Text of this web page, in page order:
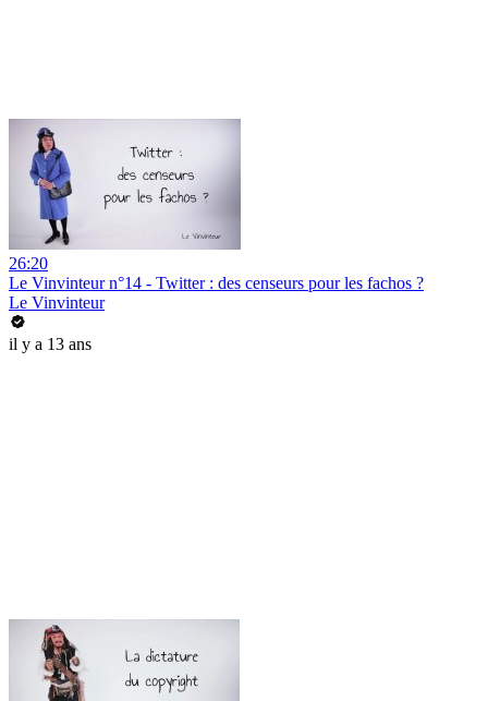
26:20
Le Vinvinteur n°14 - Twitter : des censeurs pour les fachos ?
Le Vinvinteur
il y a 13 ans